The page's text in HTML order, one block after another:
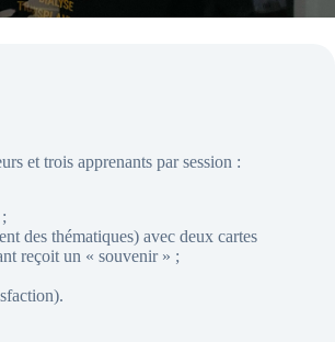
et trois apprenants par session :
des thématiques) avec deux cartes
reçoit un « souvenir » ;